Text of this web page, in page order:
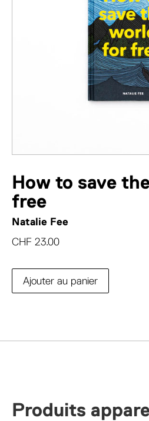
How to save
free
Natalie Fee
CHF 23.00
Ajouter au panier
Produits